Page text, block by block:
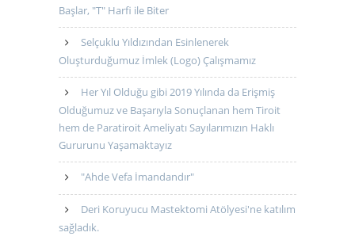
Başlar, "T" Harfi ile Biter
Selçuklu Yıldızından Esinlenerek
Oluşturduğumuz İmlek (Logo) Çalışmamız
Her Yıl Olduğu gibi 2019 Yılında da Erişmiş
Olduğumuz ve Başarıyla Sonuçlanan hem Tiroit
hem de Paratiroit Ameliyatı Sayılarımızın Haklı
Gururunu Yaşamaktayız
"Ahde Vefa İmandandır"
Deri Koruyucu Mastektomi Atölyesi'ne katılım
sağladık.